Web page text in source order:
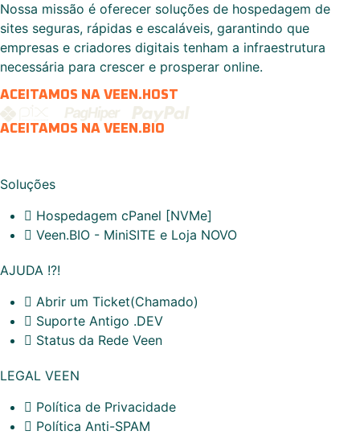
Nossa missão é oferecer soluções de hospedagem de
sites seguras, rápidas e escaláveis, garantindo que
empresas e criadores digitais tenham a infraestrutura
necessária para crescer e prosperar online.
ACEITAMOS NA VEEN.HOST
ACEITAMOS NA VEEN.BIO
Soluções
Hospedagem cPanel [NVMe]
Veen.BIO - MiniSITE e Loja NOVO
AJUDA !?!
Abrir um Ticket(Chamado)
Suporte Antigo .DEV
Status da Rede Veen
LEGAL VEEN
Política de Privacidade
Política Anti-SPAM